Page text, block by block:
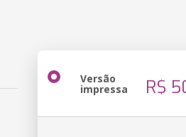
Versão
impressa R$